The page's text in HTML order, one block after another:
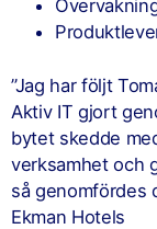
”Jag har följt
Aktiv IT gjort
bytet skedde
verksamhet och
så genomfördes
Ekman Hotels